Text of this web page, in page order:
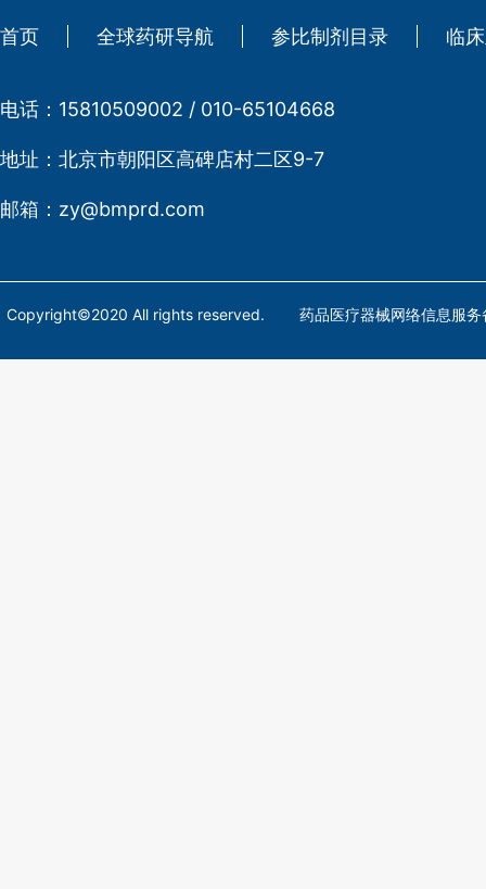
首页 全球药研导航 参比制剂目录 临
电话： 15810509002 / 010-65104668
地址： 北京市朝阳区高碑店村二区9-7
邮箱： zy@bmprd.com
Copyright©2020 All rights reserved. 药品医疗器械网络信息服